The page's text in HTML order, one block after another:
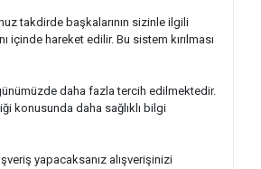
takdirde başkalarının sizinle ilgili
içinde hareket edilir. Bu sistem kırılması
daha fazla tercih edilmektedir.
konusunda daha sağlıklı bilgi
yapacaksanız alışverişinizi